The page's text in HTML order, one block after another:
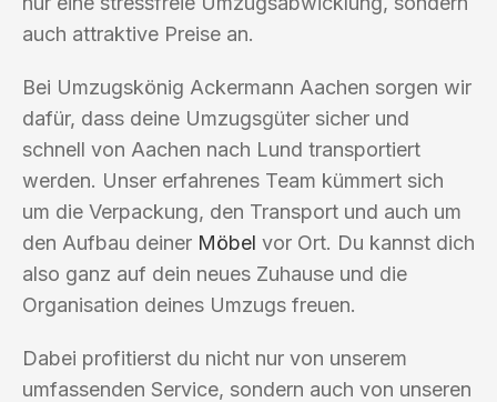
auch attraktive Preise an.
Bei Umzugskönig Ackermann Aachen sorgen wir
dafür, dass deine Umzugsgüter sicher und
schnell von Aachen nach Lund transportiert
werden. Unser erfahrenes Team kümmert sich
um die Verpackung, den Transport und auch um
den Aufbau deiner Möbel vor Ort. Du kannst dich
also ganz auf dein neues Zuhause und die
Organisation deines Umzugs freuen.
Dabei profitierst du nicht nur von unserem
umfassenden Service, sondern auch von unseren